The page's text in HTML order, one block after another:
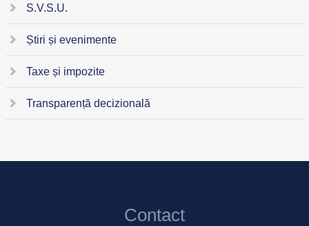
S.V.S.U.
Știri și evenimente
Taxe și impozite
Transparență decizională
Contact